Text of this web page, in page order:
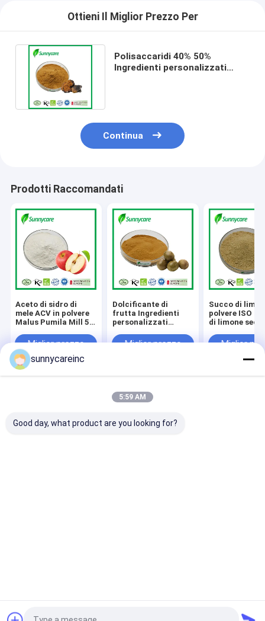
Ottieni Il Miglior Prezzo Per
Polisaccaridi 40% 50%
Ingredienti personalizzati
Continua
Prodotti Raccomandati
Aceto di sidro di
mele ACV in polvere
Malus Pumila Mill 5%
BRC Halal Kosher
Miglior prezzo
Dolcificante di
frutta Ingredienti
personalizzati
25%-50% Estratto di
Miglior prezzo
Succo di
polvere ISO
di limone
limone in
Miglior
Mappa del sito
Privacy Policy
2026 Sunnycare Inc. All Rights Reserved.
sunnycareinc
5:59 AM
Good day, what product are you looking for?